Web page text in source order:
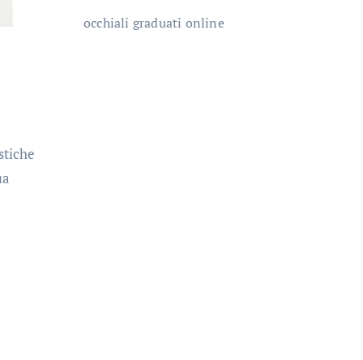
occhiali graduati online